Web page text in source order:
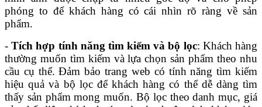
phóng to để khách hàng có cái nhìn rõ ràng về sản
phẩm.
-Tích hợp tính năng tìm kiếm và bộ lọc: Khách hàng
thường muốn tìm kiếm và lựa chọn sản phẩm theo nhu
cầu cụ thể. Đảm bảo trang web có tính năng tìm kiếm
hiệu quả và bộ lọc để khách hàng có thể dễ dàng tìm
thấy sản phẩm mong muốn. Bộ lọc theo danh mục, giá